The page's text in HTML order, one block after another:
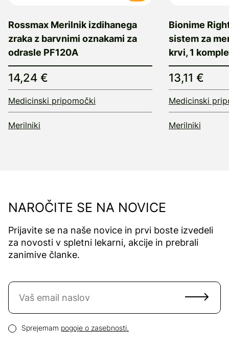
Rossmax Merilnik izdihanega
zraka z barvnimi oznakami za
odrasle PF120A
14,24 €
Medicinski pripomočki
Merilniki
Bionime
sistem za
krvi, 1
13,11 €
Medicinski
Merilniki
NAROČITE SE NA NOVICE
Prijavite se na naše novice in prvi boste izvedeli
za novosti v spletni lekarni, akcije in prebrali
zanimive članke.
Naročite se na novice
Pogoji zasebnosti
Sprejemam pogoje o zasebnosti.